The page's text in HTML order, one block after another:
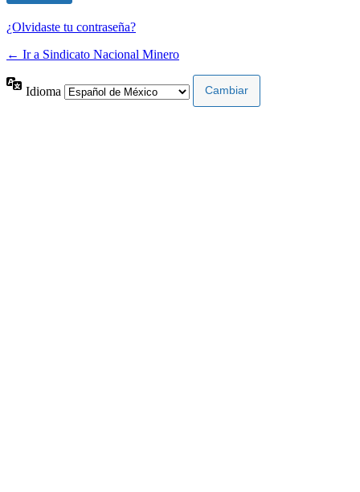
¿Olvidaste tu contraseña?
← Ir a Sindicato Nacional Minero
Idioma